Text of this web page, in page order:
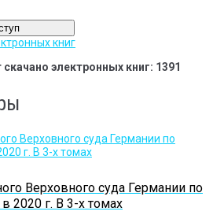
книг
электронных книг: 1391
Верховного суда Германии по
2020 г. В 3-х томах